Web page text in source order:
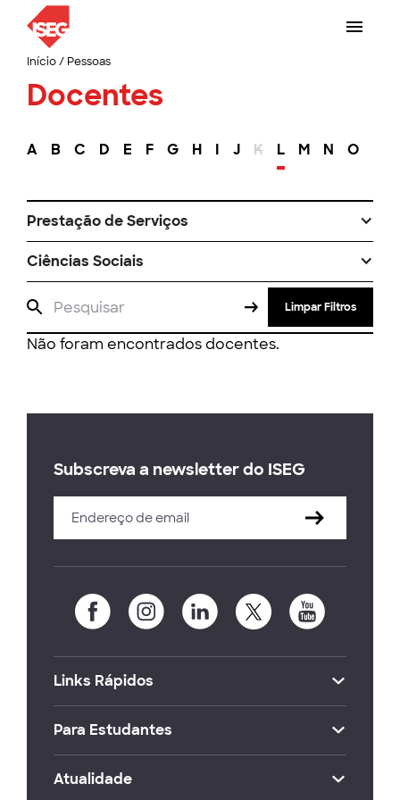
Início/ Pessoas
Docentes
A B C D E F G H I J K L M N O
Prestação de Serviços
Ciências Sociais
Limpar Filtros
Não foram encontrados docentes.
Subscreva a newsletter do ISEG
Links Rápidos
Para Estudantes
Atualidade